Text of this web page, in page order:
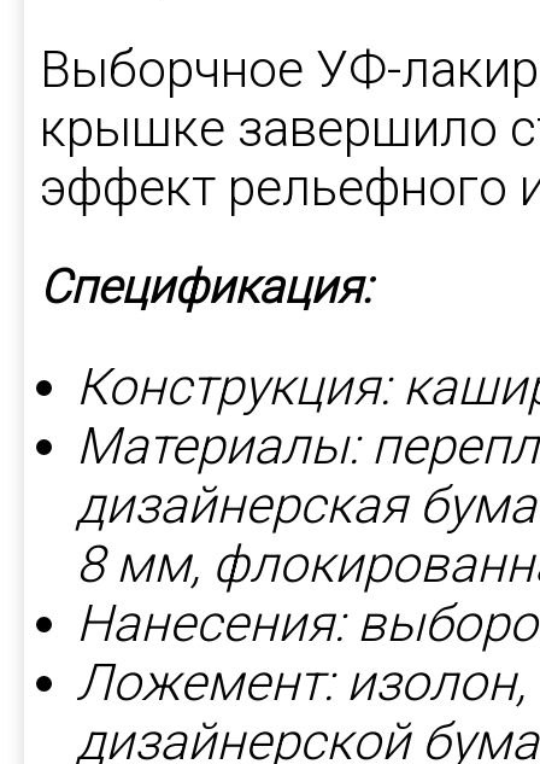
Выборчное УФ-
крышке завершило
эффект рельефного
Спецификация:
Конструкция:
Материалы:
дизайнерская
8 мм,
Нанесения:
Ложемент:
дизайнерской